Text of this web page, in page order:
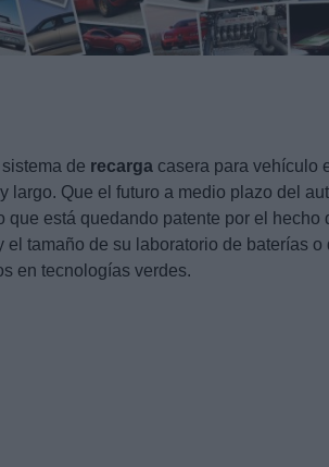
de recarga casera para vehículo
largo. Que el futuro a medio plazo del
está quedando patente por el hecho
tamaño de su laboratorio de baterías o
en tecnologías verdes.